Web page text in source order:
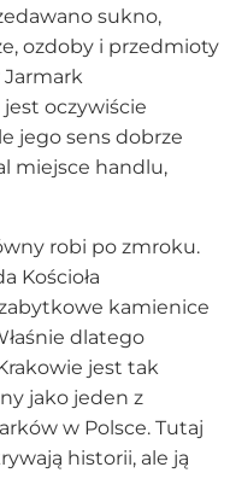
sukno,
ozdoby i przedmioty
oczywiście
jego sens dobrze
miejsce handlu,
robi po zmroku.
Kościoła
kamienice
dlatego
jest tak
jako jeden z
w Polsce. Tutaj
historii, ale ją